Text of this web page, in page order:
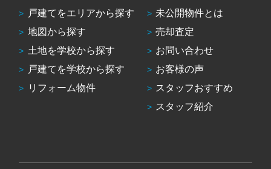
戸建てをエリアから探す
地図から探す
土地を学校から探す
戸建てを学校から探す
リフォーム物件
未公開物件とは
売却査定
お問い合わせ
お客様の声
スタッフおすすめ
スタッフ紹介